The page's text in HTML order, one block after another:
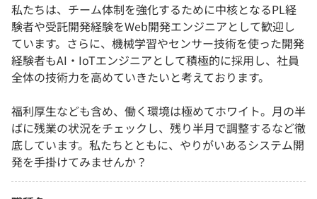
私たちは、チーム体制を強化するために中核となるPL経
験者や受託開発経験をWeb開発エンジニアとして歓迎し
ています。さらに、機械学習やセンサー技術を使った開発
経験者もAI・IoTエンジニアとして積極的に採用し、社員
全体の技術力を高めていきたいと考えております。
福利厚生なども含め、働く環境は極めてホワイト。月の半
ばに残業の状況をチェックし、残り半月で調整するなど徹
底しています。私たちとともに、やりがいあるシステム開
発を手掛けてみませんか？